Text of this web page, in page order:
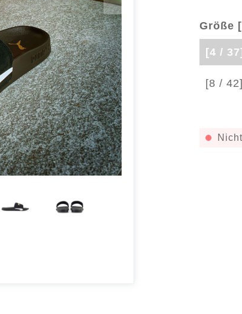
Größe
[4 /
[8 /